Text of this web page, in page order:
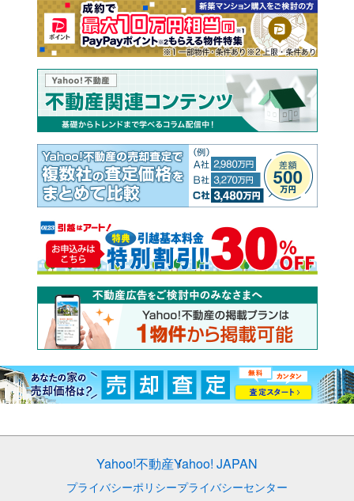
Yahoo!不動産Yahoo! JAPAN
プライバシーポリシープライバシーセンター